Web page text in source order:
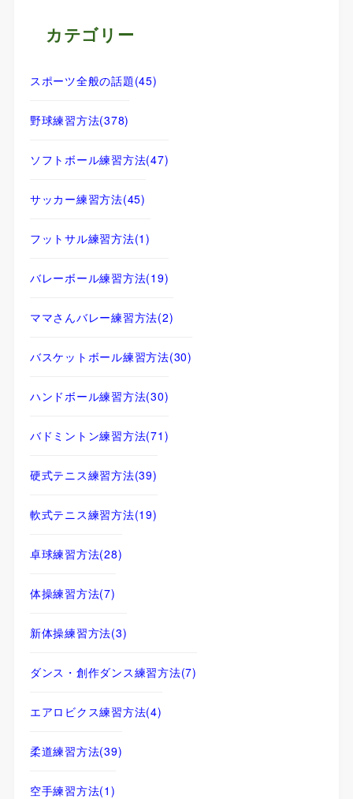
カテゴリー
スポーツ全般の話題(45)
野球練習方法(378)
ソフトボール練習方法(47)
サッカー練習方法(45)
フットサル練習方法(1)
バレーボール練習方法(19)
ママさんバレー練習方法(2)
バスケットボール練習方法(30)
ハンドボール練習方法(30)
バドミントン練習方法(71)
硬式テニス練習方法(39)
軟式テニス練習方法(19)
卓球練習方法(28)
体操練習方法(7)
新体操練習方法(3)
ダンス・創作ダンス練習方法(7)
エアロビクス練習方法(4)
柔道練習方法(39)
空手練習方法(1)